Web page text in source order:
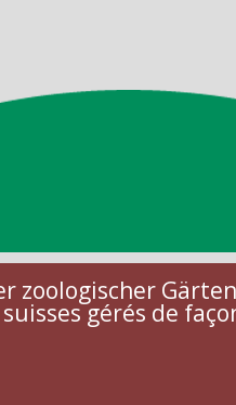
zoologischer
gérés de